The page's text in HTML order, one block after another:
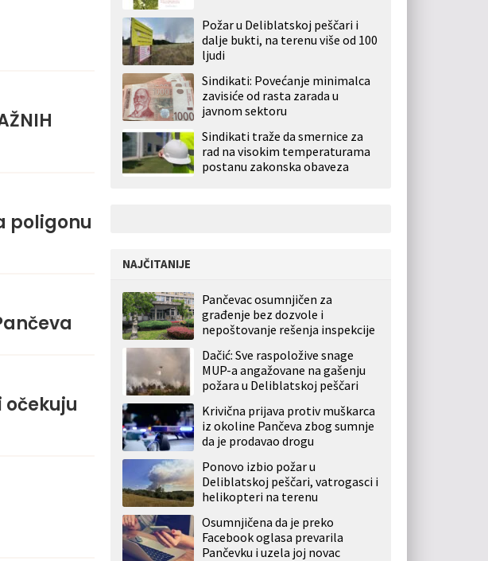
poligonu
očekuju
Požar u Deliblatskoj peščari i
dalje bukti, na terenu više od 100
ljudi
Sindikati: Povećanje minimalca
zavisiće od rasta zarada u
javnom sektoru
Sindikati traže da smernice za
rad na visokim temperaturama
postanu zakonska obaveza
NAJČITANIJE
Pančevac osumnjičen za
građenje bez dozvole i
nepoštovanje rešenja inspekcije
Dačić: Sve raspoložive snage
MUP-a angažovane na gašenju
požara u Deliblatskoj peščari
Krivična prijava protiv muškarca
iz okoline Pančeva zbog sumnje
da je prodavao drogu
Ponovo izbio požar u
Deliblatskoj peščari, vatrogasci i
helikopteri na terenu
Osumnjičena da je preko
Facebook oglasa prevarila
Pančevku i uzela joj novac